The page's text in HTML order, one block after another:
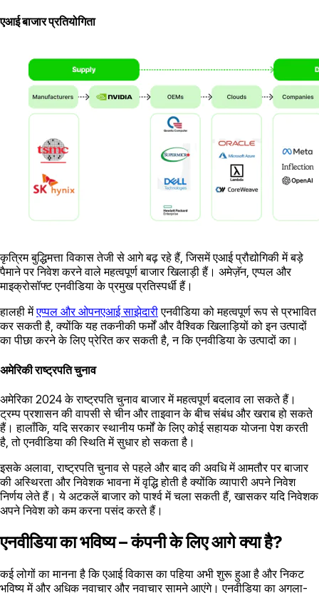
एआई बाजार प्रतियोगिता
कृत्रिम बुद्धिमत्ता विकास तेजी से आगे बढ़ रहे हैं, जिसमें एआई प्रौद्योगिकी में बड़े
पैमाने पर निवेश करने वाले महत्वपूर्ण बाजार खिलाड़ी हैं। अमेज़ॅन, एप्पल और
माइक्रोसॉफ्ट एनवीडिया के प्रमुख प्रतिस्पर्धी हैं।
हालही मेंएप्पल और ओपनएआई साझेदारीएनवीडिया को महत्वपूर्ण रूप से प्रभावित
कर सकती है, क्योंकि यह तकनीकी फर्मों और वैश्विक खिलाड़ियों को इन उत्पादों
का पीछा करने के लिए प्रेरित कर सकती है, न कि एनवीडिया के उत्पादों का।
अमेरिकी राष्ट्रपति चुनाव
अमेरिका 2024 के राष्ट्रपति चुनाव बाजार में महत्वपूर्ण बदलाव ला सकते हैं।
ट्रम्प प्रशासन की वापसी से चीन और ताइवान के बीच संबंध और खराब हो सकते
हैं। हालाँकि, यदि सरकार स्थानीय फर्मों के लिए कोई सहायक योजना पेश करती
है, तो एनवीडिया की स्थिति में सुधार हो सकता है।
इसके अलावा, राष्ट्रपति चुनाव से पहले और बाद की अवधि में आमतौर पर बाजार
की अस्थिरता और निवेशक भावना में वृद्धि होती है क्योंकि व्यापारी अपने निवेश
निर्णय लेते हैं। ये अटकलें बाजार को पार्श्व में चला सकती हैं, खासकर यदि निवेशक
अपने निवेश को कम करना पसंद करते हैं।
एनवीडिया का भविष्य – कंपनी के लिए आगे क्या है?
कई लोगों का मानना ​​है कि एआई विकास का पहिया अभी शुरू हुआ है और निकट
भविष्य में और अधिक नवाचार और नवाचार सामने आएंगे। एनवीडिया का अगला-